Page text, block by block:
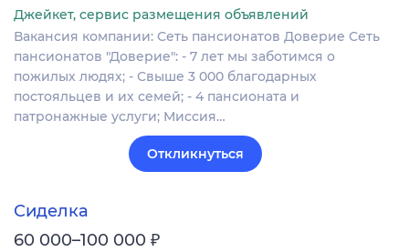
Джейкет, сервис размещения объявлений
Вакансия компании: Сеть пансионатов Доверие Сеть
пансионатов "Доверие": - 7 лет мы заботимся о
пожилых людях; - Свыше 3 000 благодарных
постояльцев и их семей; - 4 пансионата и
патронажные услуги; Миссия…
Откликнуться
Сиделка
60 000–100 000 ₽